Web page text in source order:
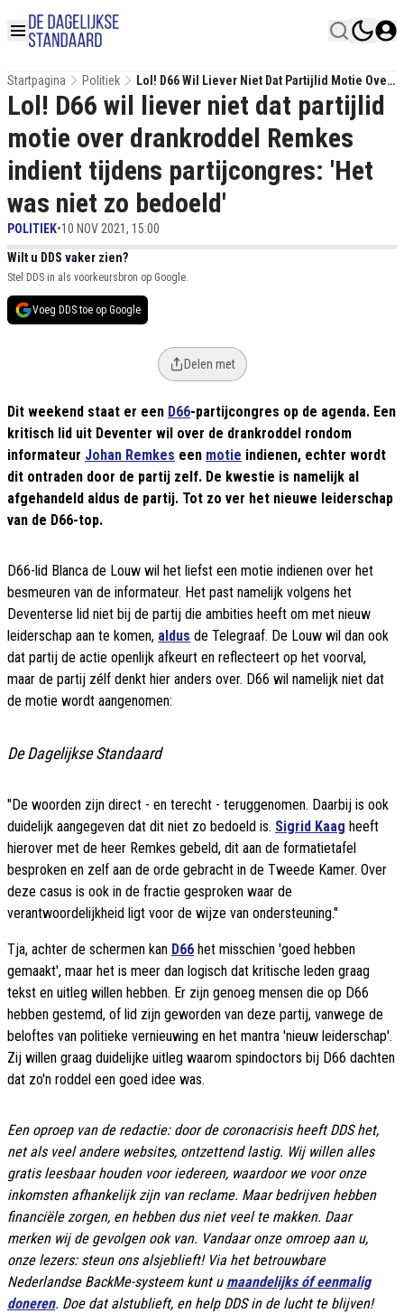
Startpagina Politiek
Lol! D66 Wil Liever Niet Dat Partijlid Motie Over
Drankroddel Remkes Indient Tijdens
Partijcongres: 'Het Was Niet Zo Bedoeld'
Lol! D66 wil liever niet dat partijlid
motie over drankroddel Remkes
indient tijdens partijcongres: 'Het
was niet zo bedoeld'
POLITIEK•10 NOV 2021, 15:00
Wilt u DDS vaker zien?
Stel DDS in als voorkeursbron op Google.
Voeg DDS toe op Google
Delen met
Dit weekend staat er een D66-partijcongres op de agenda. Een
kritisch lid uit Deventer wil over de drankroddel rondom
informateur Johan Remkes een motie indienen, echter wordt
dit ontraden door de partij zelf. De kwestie is namelijk al
afgehandeld aldus de partij. Tot zo ver het nieuwe leiderschap
van de D66-top.
D66-lid Blanca de Louw wil het liefst een motie indienen over het
besmeuren van de informateur. Het past namelijk volgens het
Deventerse lid niet bij de partij die ambities heeft om met nieuw
leiderschap aan te komen, aldus de Telegraaf. De Louw wil dan ook
dat partij de actie openlijk afkeurt en reflecteert op het voorval,
maar de partij zélf denkt hier anders over. D66 wil namelijk niet dat
de motie wordt aangenomen:
De Dagelijkse Standaard
"De woorden zijn direct - en terecht - teruggenomen. Daarbij is ook
duidelijk aangegeven dat dit niet zo bedoeld is. Sigrid Kaag heeft
hierover met de heer Remkes gebeld, dit aan de formatietafel
besproken en zelf aan de orde gebracht in de Tweede Kamer. Over
deze casus is ook in de fractie gesproken waar de
verantwoordelijkheid ligt voor de wijze van ondersteuning."
Tja, achter de schermen kan D66 het misschien 'goed hebben
gemaakt', maar het is meer dan logisch dat kritische leden graag
tekst en uitleg willen hebben. Er zijn genoeg mensen die op D66
hebben gestemd, of lid zijn geworden van deze partij, vanwege de
beloftes van politieke vernieuwing en het mantra 'nieuw leiderschap'.
Zij willen graag duidelijke uitleg waarom spindoctors bij D66 dachten
dat zo'n roddel een goed idee was.
Een oproep van de redactie: door de coronacrisis heeft DDS het,
net als veel andere websites, ontzettend lastig. Wij willen alles
gratis leesbaar houden voor iedereen, waardoor we voor onze
inkomsten afhankelijk zijn van reclame. Maar bedrijven hebben
financiële zorgen, en hebben dus niet veel te makken. Daar
merken wij de gevolgen ook van. Vandaar onze omroep aan u,
onze lezers: steun ons alsjeblieft! Via het betrouwbare
Nederlandse BackMe-systeem kunt u maandelijks óf eenmalig
doneren. Doe dat alstublieft, en help DDS in de lucht te blijven!